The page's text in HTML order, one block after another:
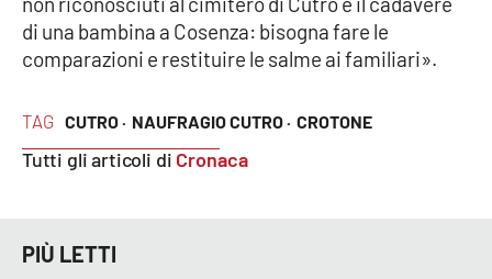
Laconair.it
Lacapitalenews.it
Cosenzachannel.it
TAG CUTRO · NAUFRAGIO CUTRO · CROTONE
Tutti gli articoli di Cronaca
di una bambina a Cosenza: bisogna fare le
comparazioni e restituire le salme ai familiari».
PIÙ LETTI